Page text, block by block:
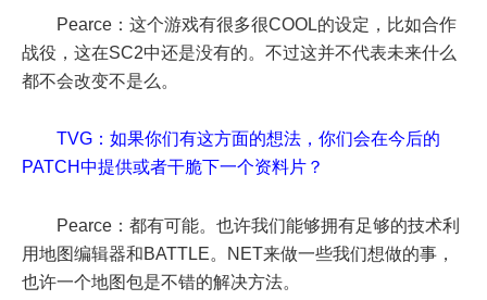
Pearce：这个游戏有很多很COOL的设定，比如合作
战役，这在SC2中还是没有的。不过这并不代表未来什么
都不会改变不是么。
TVG：如果你们有这方面的想法，你们会在今后的
PATCH中提供或者干脆下一个资料片？
Pearce：都有可能。也许我们能够拥有足够的技术利
用地图编辑器和BATTLE。NET来做一些我们想做的事，
也许一个地图包是不错的解决方法。